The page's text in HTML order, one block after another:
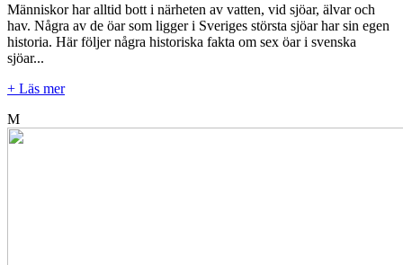
Människor har alltid bott i närheten av vatten, vid sjöar, älvar och
hav. Några av de öar som ligger i Sveriges största sjöar har sin egen
historia. Här följer några historiska fakta om sex öar i svenska
sjöar...
+ Läs mer
M